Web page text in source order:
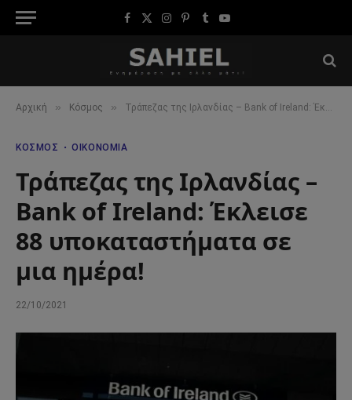
Facebook
X
Instagram
Pinterest
TumblrYouTube
Αρχική » Κόσμος » Τράπεζας της Ιρλανδίας – Bank of Ireland: Έκλεισε 88 υποκαταστήματα σε μια ημέρα!
ΚΌΣΜΟΣ ΟΙΚΟΝΟΜΊΑ
Τράπεζας της Ιρλανδίας –
Bank of Ireland: Έκλεισε
88 υποκαταστήματα σε
μια ημέρα!
22/10/2021